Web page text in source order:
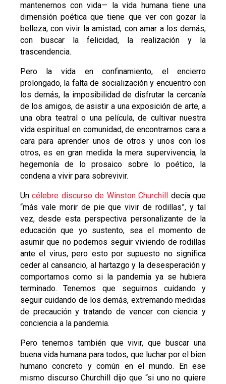
mantenernos con vida— la vida humana tiene una
dimensión poética que tiene que ver con gozar la
belleza, con vivir la amistad, con amar a los demás,
con buscar la felicidad, la realización y la
trascendencia.
Pero la vida en confinamiento, el encierro
prolongado, la falta de socialización y encuentro con
los demás, la imposibilidad de disfrutar la cercanía
de los amigos, de asistir a una exposición de arte, a
una obra teatral o una película, de cultivar nuestra
vida espiritual en comunidad, de encontrarnos cara a
cara para aprender unos de otros y unos con los
otros, es en gran medida la mera supervivencia, la
hegemonía de lo prosaico sobre lo poético, la
condena a vivir para sobrevivir.
Uncélebre discurso de Winston Churchill
decía que
“más vale morir de pie que vivir de rodillas”, y tal
vez, desde esta perspectiva personalizante de la
educación que yo sustento, sea el momento de
asumir que no podemos seguir viviendo de rodillas
ante el virus, pero esto por supuesto no significa
ceder al cansancio, al hartazgo y la desesperación y
comportarnos como si la pandemia ya se hubiera
terminado. Tenemos que seguirnos cuidando y
seguir cuidando de los demás, extremando medidas
de precaución y tratando de vencer con ciencia y
conciencia a la pandemia.
Pero tenemos también que vivir, que buscar una
buena vida humana para todos, que luchar por el bien
humano concreto y común en el mundo. En ese
mismo discurso Churchill dijo que “si uno no quiere